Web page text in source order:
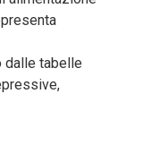
dalle tabelle